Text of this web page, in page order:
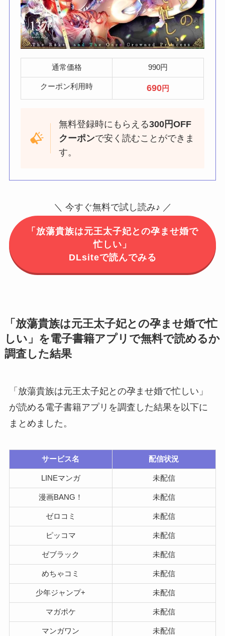
通常価格 990円
クーポン利用時 690円
無料登録時にもらえる300円OFF
クーポンで安く読むことができま
す。
＼ 今すぐ無料で試し読み♪ ／
「放蕩貴族は元王太子妃との孕ませ婚で
忙しい」
DLsiteで読んでみる
「放蕩貴族は元王太子妃との孕ませ婚で忙
しい」を電子書籍アプリで無料で読めるか
調査した結果
「放蕩貴族は元王太子妃との孕ませ婚で忙しい」
が読める電子書籍アプリを調査した結果を以下に
まとめました。
サービス名 配信状況
LINEマンガ 未配信
漫画BANG！ 未配信
ゼロコミ 未配信
ピッコマ 未配信
ゼブラック 未配信
めちゃコミ 未配信
少年ジャンプ+ 未配信
マガポケ 未配信
マンガワン 未配信